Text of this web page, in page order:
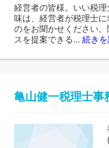
経営者の皆様。いい税
味は、経営者が税理士
のをお聞かせください
スを提案できる… 続き
亀山健一税理士事